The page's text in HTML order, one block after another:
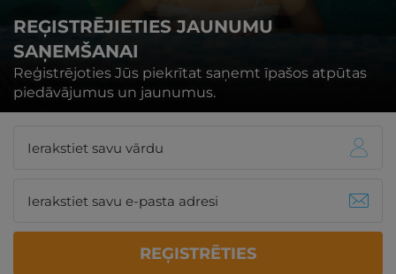
REĢISTRĒJIETIES JAUNUMU
SAŅEMŠANAI
Reģistrējoties Jūs piekrītat saņemt īpašos atpūtas
piedāvājumus un jaunumus.
REĢISTRĒTIES